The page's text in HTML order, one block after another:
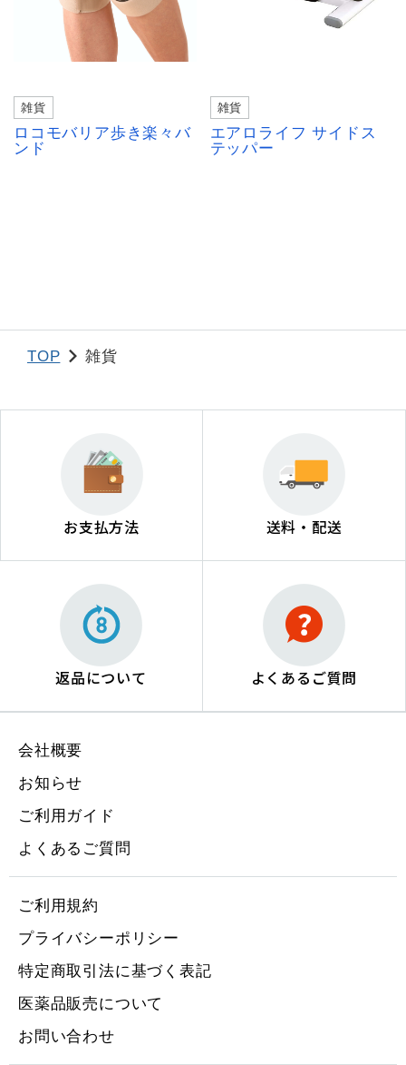
雑貨
ロコモバリア歩き楽々バ
ンド
雑貨
エアロライフ サイドス
テッパー
TOP 雑貨
お支払方法 送料・配送
返品について よくあるご質問
会社概要
お知らせ
ご利用ガイド
よくあるご質問
ご利用規約
プライバシーポリシー
特定商取引法に基づく表記
医薬品販売について
お問い合わせ